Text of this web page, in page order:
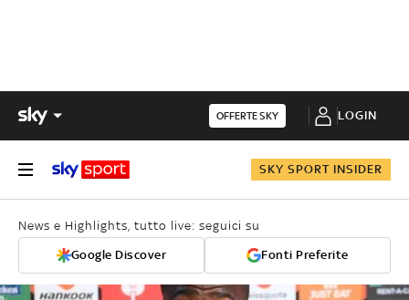
OFFERTE SKY LOGIN
SKY SPORT INSIDER
News e Highlights, tutto live: seguici su
Google Discover Fonti Preferite